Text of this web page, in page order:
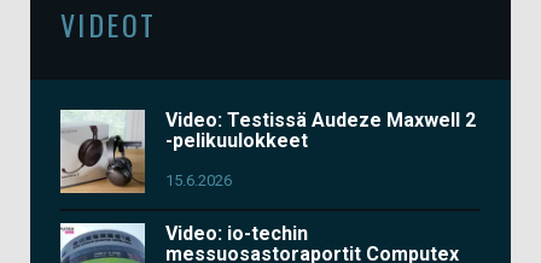
VIDEOT
Video: Testissä Audeze Maxwell 2
-pelikuulokkeet
15.6.2026
Video: io-techin
messuosastoraportit Computex